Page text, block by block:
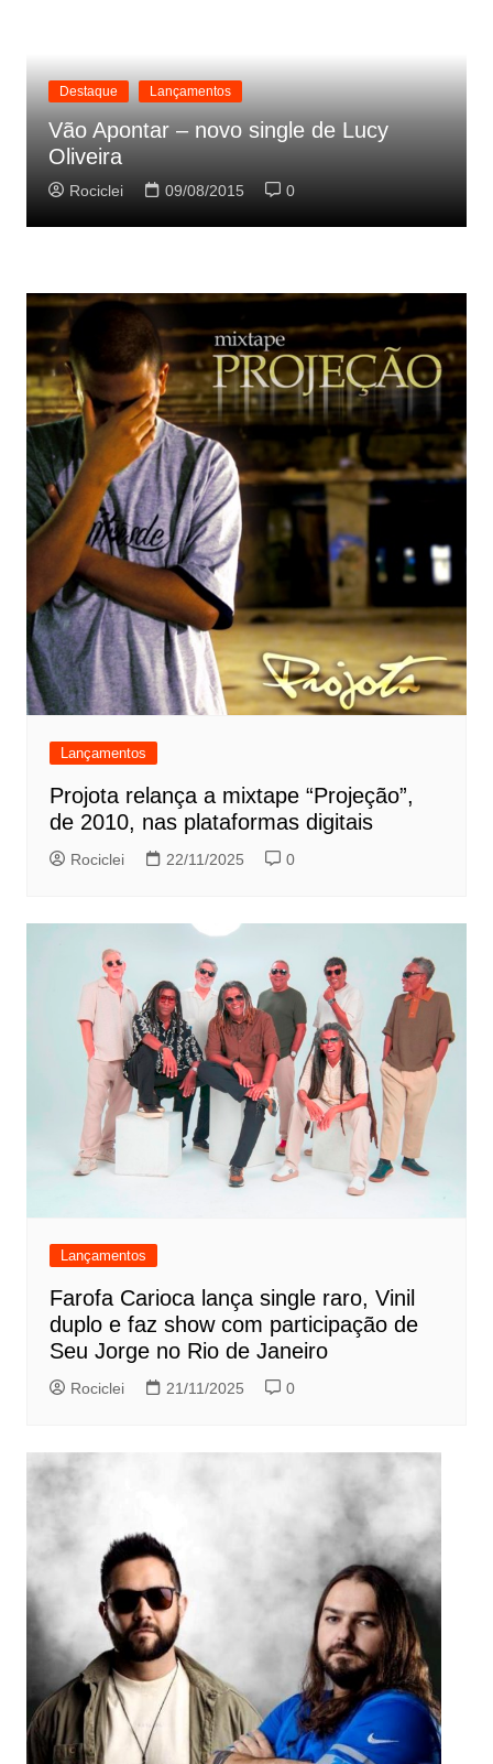
Destaque Lançamentos
Vão Apontar – novo single de Lucy
Oliveira
Rociclei 09/08/2015 0
Lançamentos
Projota relança a mixtape “Projeção”,
de 2010, nas plataformas digitais
Rociclei 22/11/2025 0
Lançamentos
Farofa Carioca lança single raro, Vinil
duplo e faz show com participação de
Seu Jorge no Rio de Janeiro
Rociclei 21/11/2025 0